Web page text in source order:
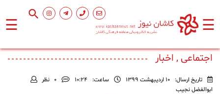
☰ ☰
اصلی
اجتماعی
اجتماعی , اخبار
تاریخ ارسال: 10 اردیبهشت 1399 ساعت: ۱۰:۲۴ 0
نظر
ابوالفضل نجیب